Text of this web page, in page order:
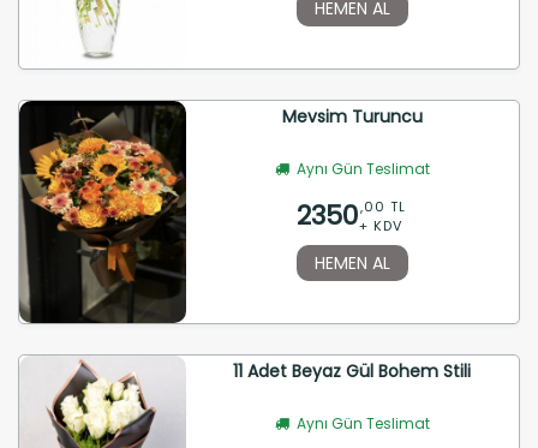
HEMEN AL
Mevsim Turuncu
Aynı Gün Teslimat
2350,00 TL
+ KDV
HEMEN AL
11 Adet Beyaz Gül Bohem Stili
Aynı Gün Teslimat